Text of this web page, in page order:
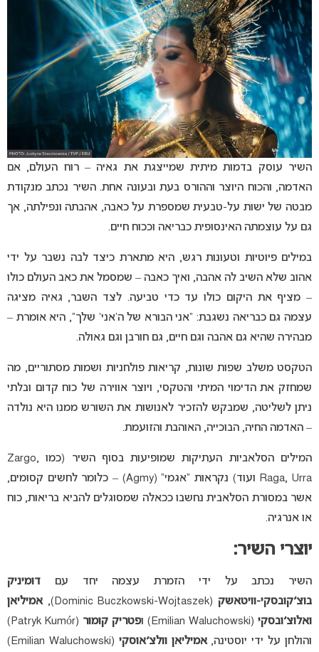
השיר עוסק בדמות מיתית שמייצגת את גאיה – רוח העולם, אם
האדמה, והכוח היוצר וההורס בעת ובעונה אחת. השיר נכתב מנקודת
מבטה של ישות על-טבעית שמספרת על כאבה, אהבתה ונפילתה, אך
גם על עוצמתה האינסופית כבריאה וככוח חיים.
במילים פיוטיות וטעונות רגש, היא מתארת כיצד לבה נשבר על ידי
אהוב שלא השיב לה אהבה, ואיך כאבה – שמסמל את כאב העולם כולו
– מציף את היקום כולו עד כדי טביעה. לצד השבר, גאיה מציגה
עצמה גם כבריאה נשגבת: “אני הבורא של ה’אני’ שלך”, היא אומרת –
מבהירה שהיא גם אהבה וגם חיים, גם חורבן וגם גאולה.
הטקסט משלב שפות שונות, קריאות פולחניות ושמות מסתוריים, מה
שמחזק את הדימוי המיתי והטקסי, ויוצר אווירה של כוח קדום ובלתי
ניתן לשליטה, שמבקש להזכיר לאנושות את השורש ממנו היא נולדה
– האדמה החיה, הבוכייה, האוהבת והזועמת.
המילים הסלאביות העתיקות שמופיעות בסוף השיר (כמו Zargo,
Raga, Urra ועוד) נקראות “אגמי” (Agmy) – כלומר לחשים קסומים,
אשר במסורת הסלאבית נחשבו ככאלה שמסוגלים להביא בריאות, כוח
או אנרגיה.
יוצרי השיר:
השיר נכתב על ידי הזמרת עצמה יחד עם
דומיניק
בוצ׳קובסקי-וויטאשק(Dominic Buczkowski-Wojtaszek),
אמיליאן
ואלוצ׳ובסקי(Emilian Waluchowski) ו פטריק קומור
(Patryk Kumór)
והולחן על ידי יוסטינה, אמיליאן וולצ׳אוסקי (Emilian Waluchowski)